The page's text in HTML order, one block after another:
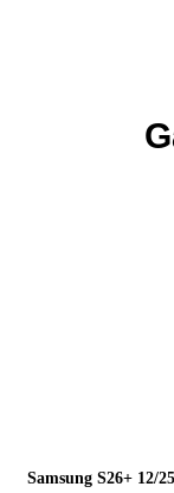
Samsung S26+ 12/